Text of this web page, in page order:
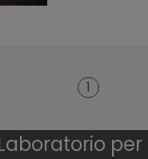
1
per